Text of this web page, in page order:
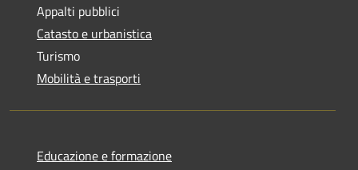
Appalti pubblici
Catasto e urbanistica
Turismo
Mobilità e trasporti
Educazione e formazione